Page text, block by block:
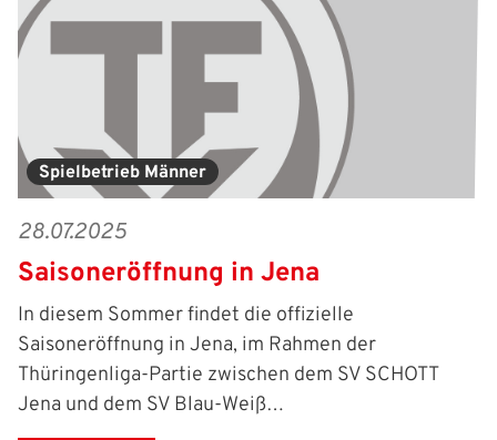
Spielbetrieb Männer
28.07.2025
Saisoneröffnung in Jena
In diesem Sommer findet die offizielle
Saisoneröffnung in Jena, im Rahmen der
Thüringenliga-Partie zwischen dem SV SCHOTT
Jena und dem SV Blau-Weiß…